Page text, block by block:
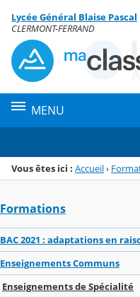
Menu de la rubrique
Contenu
Lycée Général Blaise Pascal
CLERMONT-FERRAND
MENU
Vous êtes ici : Accueil›
Formations
BAC 2021 : adaptations en
Enseignements Communs
Enseignements de Spécialité